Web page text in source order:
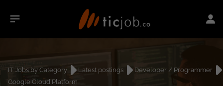
IT Jobs by Category Latest postings
Developer / Programmer
Google Cloud Platform